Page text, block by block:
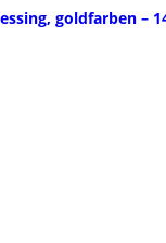
goldfarben –